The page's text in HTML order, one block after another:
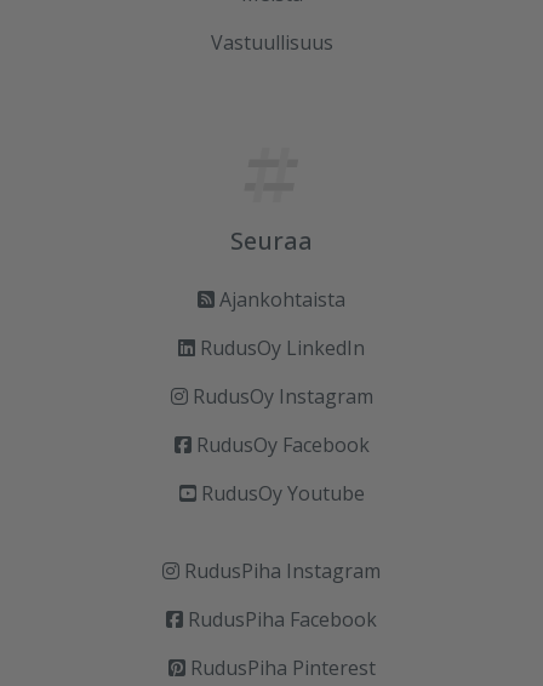
Vastuullisuus
Seuraa
Ajankohtaista
RudusOy LinkedIn
RudusOy Instagram
RudusOy Facebook
RudusOy Youtube
RudusPiha Instagram
RudusPiha Facebook
RudusPiha Pinterest